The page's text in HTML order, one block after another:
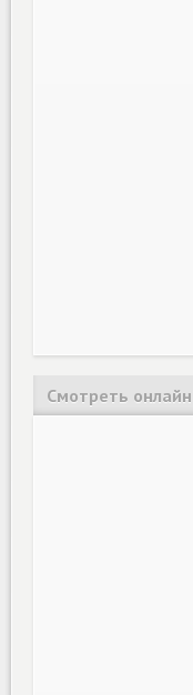
Смотреть онлайн